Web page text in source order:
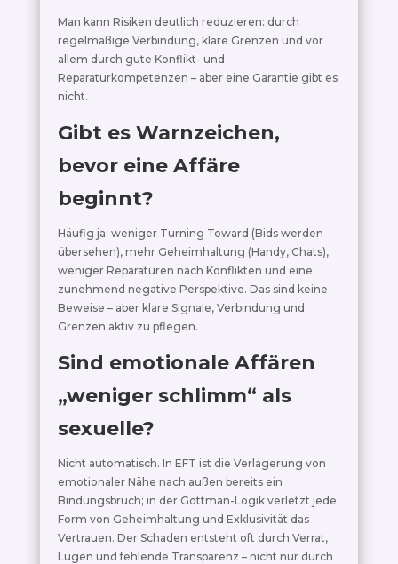
Man kann Risiken deutlich reduzieren: durch
regelmäßige Verbindung, klare Grenzen und vor
allem durch gute Konflikt- und
Reparaturkompetenzen – aber eine Garantie gibt es
nicht.
Gibt es Warnzeichen,
bevor eine Affäre
beginnt?
Häufig ja: weniger Turning Toward (Bids werden
übersehen), mehr Geheimhaltung (Handy, Chats),
weniger Reparaturen nach Konflikten und eine
zunehmend negative Perspektive. Das sind keine
Beweise – aber klare Signale, Verbindung und
Grenzen aktiv zu pflegen.
Sind emotionale Affären
„weniger schlimm“ als
sexuelle?
Nicht automatisch. In EFT ist die Verlagerung von
emotionaler Nähe nach außen bereits ein
Bindungsbruch; in der Gottman-Logik verletzt jede
Form von Geheimhaltung und Exklusivität das
Vertrauen. Der Schaden entsteht oft durch Verrat,
Lügen und fehlende Transparenz – nicht nur durch